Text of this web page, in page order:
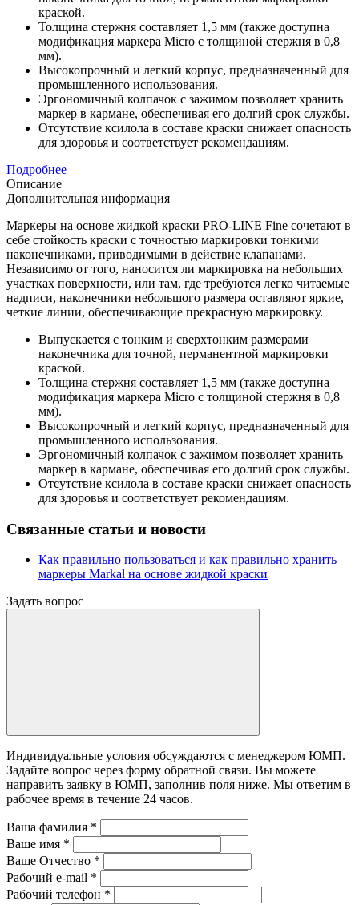
краской.
Толщина стержня составляет 1,5 мм (также доступна
модификация маркера Micro с толщиной стержня в 0,8
мм).
Высокопрочный и легкий корпус, предназначенный для
промышленного использования.
Эргономичный колпачок с зажимом позволяет хранить
маркер в кармане, обеспечивая его долгий срок службы.
Отсутствие ксилола в составе краски снижает опасность
для здоровья и соответствует рекомендациям.
Подробнее
Описание
Дополнительная информация
Маркеры на основе жидкой краски PRO-LINE Fine сочетают в
себе стойкость краски с точностью маркировки тонкими
наконечниками, приводимыми в действие клапанами.
Независимо от того, наносится ли маркировка на небольших
участках поверхности, или там, где требуются легко читаемые
надписи, наконечники небольшого размера оставляют яркие,
четкие линии, обеспечивающие прекрасную маркировку.
Выпускается с тонким и сверхтонким размерами
наконечника для точной, перманентной маркировки
краской.
Толщина стержня составляет 1,5 мм (также доступна
модификация маркера Micro с толщиной стержня в 0,8
мм).
Высокопрочный и легкий корпус, предназначенный для
промышленного использования.
Эргономичный колпачок с зажимом позволяет хранить
маркер в кармане, обеспечивая его долгий срок службы.
Отсутствие ксилола в составе краски снижает опасность
для здоровья и соответствует рекомендациям.
Связанные статьи и новости
Как правильно пользоваться и как правильно хранить
маркеры Markal на основе жидкой краски
Задать вопрос
Индивидуальные условия обсуждаются с менеджером ЮМП.
Задайте вопрос через форму обратной связи. Вы можете
направить заявку в ЮМП, заполнив поля ниже. Mы ответим в
рабочее время в течение 24 часов.
Ваша фамилия *
Ваше имя *
Ваше Отчество *
Рабочий e-mail *
Рабочий телефон *